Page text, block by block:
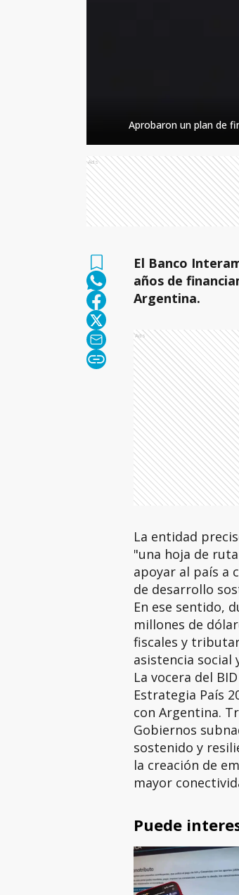
Aprobaron un plan de
Ads
El Banco
años de
Argentina.
Ads
La entidad
"una hoja de
apoyar al país a
de desarrollo
En ese sentido,
millones de
fiscales y
asistencia social
La vocera del
Estrategia País
con Argentina.
Gobiernos
sostenido y
la creación de
mayor
Puede